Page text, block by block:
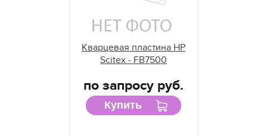
Кварцевая пластина HP
Scitex - FB7500
по запросу руб.
Купить